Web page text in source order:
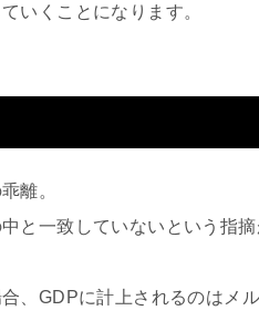
いくことになります。
離。
と一致していないという指摘
、GDPに計上されるのはメ